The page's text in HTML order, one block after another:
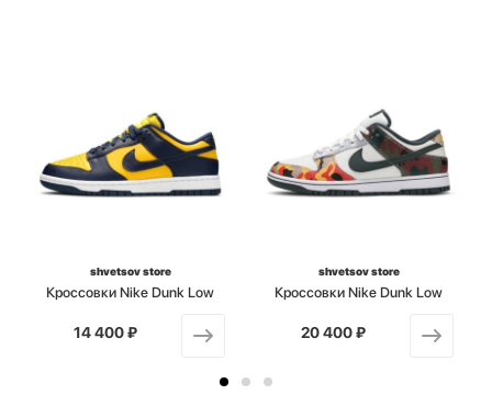
shvetsov store
Кроссовки Nike Dunk Low
от
14 400 ₽
shvetsov store
Кроссовки Nike Dunk Low
от
20 400 ₽